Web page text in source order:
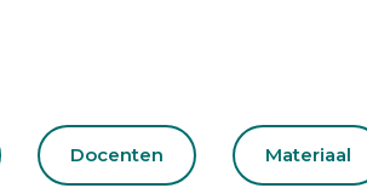
Docenten Materiaal